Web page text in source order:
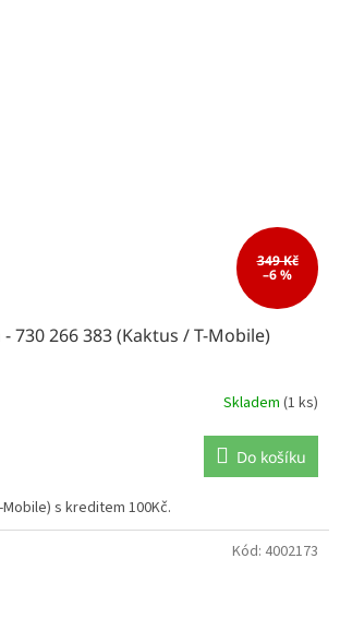
349 Kč
–6 %
730 266 383 (Kaktus / T-Mobile)
Skladem (1 ks)
Do košíku
s kreditem 100Kč.
Kód: 4002173